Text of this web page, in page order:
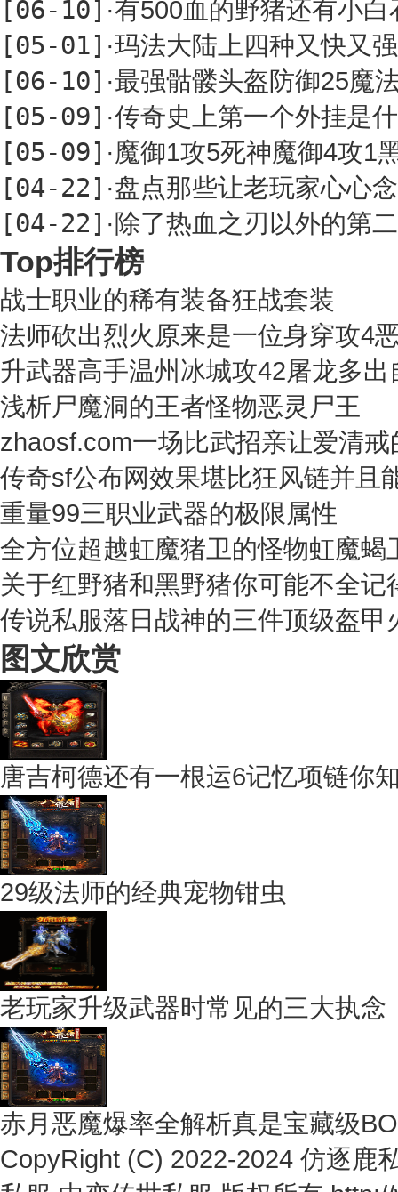
[06-10] ·有500血的野猪还有小
[05-01] ·玛法大陆上四种又快又
[06-10] ·最强骷髅头盔防御25魔
[05-09] ·传奇史上第一个外挂是
[05-09] ·魔御1攻5死神魔御4攻1
[04-22] ·盘点那些让老玩家心心
[04-22] ·除了热血之刃以外的第
Top排行榜
战士职业的稀有装备狂战套装
法师砍出烈火原来是一位身穿攻4
升武器高手温州冰城攻42屠龙多出
浅析尸魔洞的王者怪物恶灵尸王
zhaosf.com一场比武招亲让爱清
传奇sf公布网效果堪比狂风链并且
重量99三职业武器的极限属性
全方位超越虹魔猪卫的怪物虹魔蝎
关于红野猪和黑野猪你可能不全记
传说私服落日战神的三件顶级盔
图文欣赏
唐吉柯德还有一根运6记忆项链你
29级法师的经典宠物钳虫
老玩家升级武器时常见的三大执念
赤月恶魔爆率全解析真是宝藏级
CopyRight (C) 2022-2024 仿逐鹿